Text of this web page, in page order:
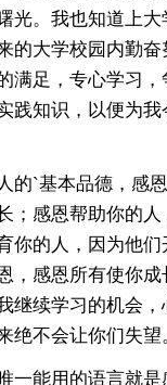
光。我也知道上大
的大学校园内勤
满足，专心学习
践知识，以便为
`基本品德，感恩
；感恩帮助你的
你的人，因为他们
，感恩所有使你
继续学习的机会
绝不会让你们失望
能用的语言就是